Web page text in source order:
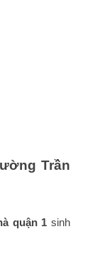
Trần
quận 1 sinh